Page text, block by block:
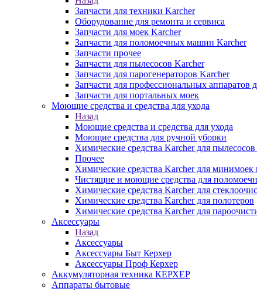
Запчасти для техники Karcher
Оборудование для ремонта и сервиса
Запчасти для моек Karcher
Запчасти для поломоечных машин Karcher
Запчасти прочее
Запчасти для пылесосов Karcher
Запчасти для парогенераторов Karcher
Запчасти для профессиональных аппаратов
Запчасти для портальных моек
Моющие средства и средства для ухода
Назад
Моющие средства и средства для ухода
Моющие средства для ручной уборки
Химические средства Karcher для
Прочее
Химические средства Karcher для
Чистящие и моющие средства для
Химические средства Karcher для
Химические средства Karcher для полотеров
Химические средства Karcher для
Аксессуары
Назад
Аксессуары
Аксессуары Быт Керхер
Аксессуары Проф Керхер
Аккумуляторная техника КЕРХЕР
Аппараты бытовые